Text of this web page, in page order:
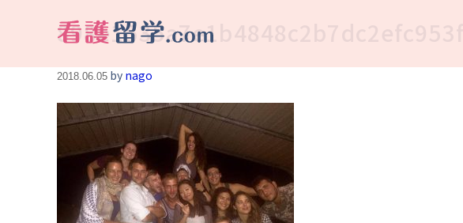
看護留学.com
World Avenueは海外就職、 永住を目指す看護留学をサポートします !
898e1535a7e1b4848c2b7dc2efc953f2
2018.06.05 by nago